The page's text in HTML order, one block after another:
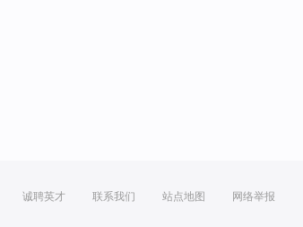
诚聘英才 联系我们 站点地图 网络举报